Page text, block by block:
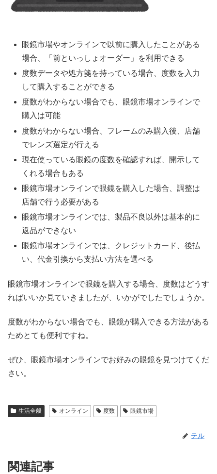
眼鏡市場やオンラインで以前に購入したことがある
場合、「前といっしょオーダー」を利用できる
度数データや処方箋を持っている場合、度数を入力
して購入することができる
度数がわからない場合でも、眼鏡市場オンラインで
購入は可能
度数がわからない場合、フレームのみ購入後、店舗
でレンズ選定が行える
現在使っている眼鏡の度数を確認すれば、開示して
くれる場合もある
眼鏡市場オンラインで眼鏡を購入した場合、調整は
店舗で行う必要がある
眼鏡市場オンラインでは、製品不良以外は基本的に
返品ができない
眼鏡市場オンラインでは、クレジットカード、後払
い、代金引換から支払い方法を選べる
眼鏡市場オンラインで眼鏡を購入する場合、度数はどうす
ればいいか見ていきましたが、いかがでしたでしょうか。
度数がわからない場合でも、眼鏡が購入できる方法がある
ためとても便利ですね。
ぜひ、眼鏡市場オンラインでお好みの眼鏡を見つけてくだ
さい。
生活全般 オンライン 度数 眼鏡市場
テル
関連記事